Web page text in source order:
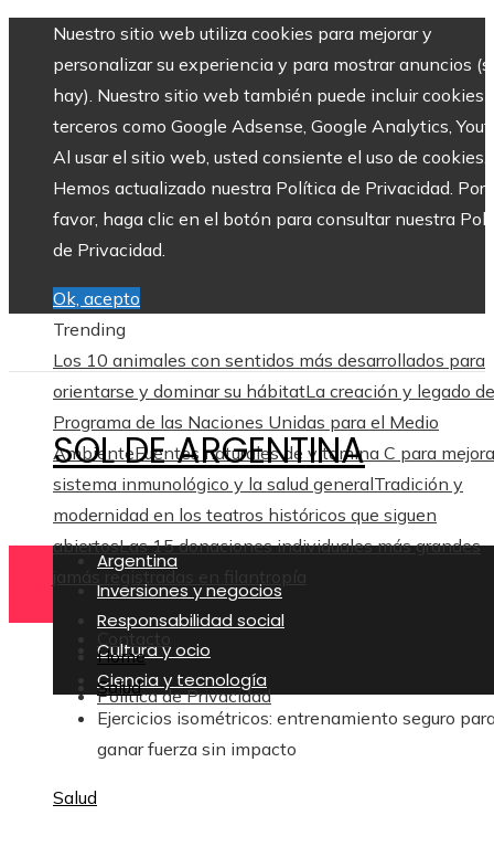
Nuestro sitio web utiliza cookies para mejorar y
personalizar su experiencia y para mostrar anuncios
hay). Nuestro sitio web también puede incluir cookies
terceros como Google Adsense, Google Analytics,
Al usar el sitio web, usted consiente el uso de cookies.
Hemos actualizado nuestra Política de Privacidad. Por
favor, haga clic en el botón para consultar nuestra
de Privacidad.
Ok, acepto
Trending
Los 10 animales con sentidos más desarrollados para
orientarse y dominar su hábitatLa creación y legado
Programa de las Naciones Unidas para el Medio
AmbienteFuentes naturales de vitamina C para
sistema inmunológico y la salud generalTradición y
modernidad en los teatros históricos que siguen
abiertosLas 15 donaciones individuales más grandes
jamás registradas en filantropía
Contacto
Política de Privacidad
SOL DE ARGENTINA
Argentina
Inversiones y negocios
Responsabilidad social
Cultura y ocio
Ciencia y tecnología
Home
Salud
Ejercicios isométricos: entrenamiento seguro
ganar fuerza sin impacto
Salud